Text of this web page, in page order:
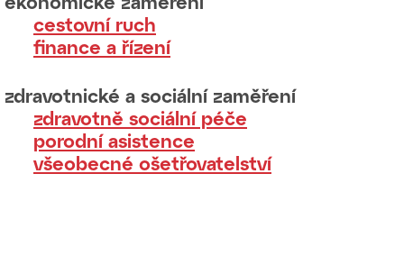
cestovní ruch
finance a řízení
zdravotnické a sociální zaměření
zdravotně sociální péče
porodní asistence
všeobecné ošetřovatelství